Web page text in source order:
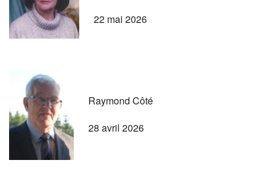
22 mai 2026
Raymond Côté
28 avril 2026